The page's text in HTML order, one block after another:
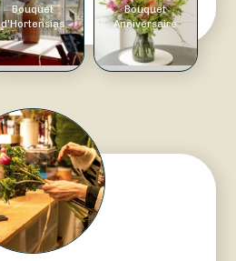
Bouquet
d'Hortensias
Bouquet
Anniversaire